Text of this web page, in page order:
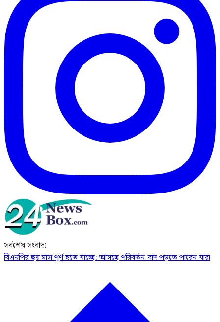
সর্বশেষ সংবাদ:
বিএনপির ছয় মাস পূর্ণ হতে যাচ্ছে: আসছে পরিবর্তন-বাদ পড়তে পারেন যারা